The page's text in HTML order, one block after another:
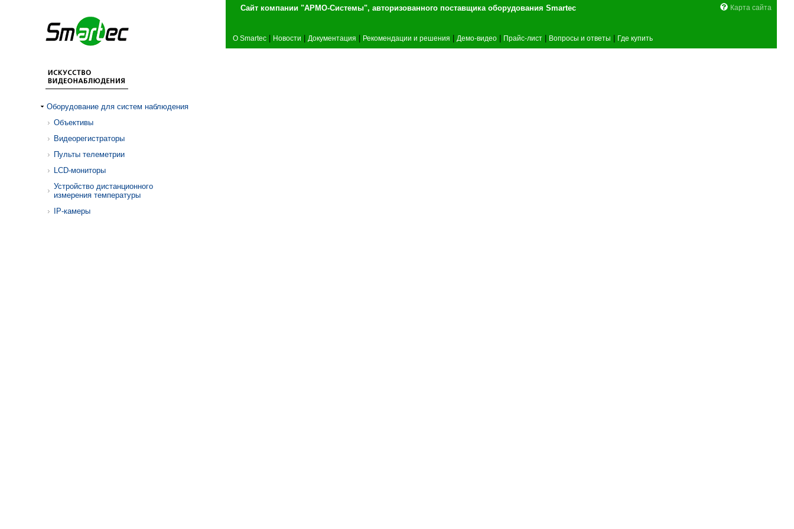
Сайт компании "АРМО-Системы", авторизованного поставщика оборудования Smartec Карта сайта
О Smartec Новости Документация Рекомендации и решения Демо-видео Прайс-лист Вопросы и ответы Где купить
Оборудование для систем наблюдения
Объективы
Видеорегистраторы
Пульты телеметрии
LCD-мониторы
Устройство дистанционного
измерения температуры
IP-камеры